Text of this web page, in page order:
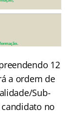
12
a ordem de
Sub-
no